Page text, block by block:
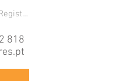
se
818